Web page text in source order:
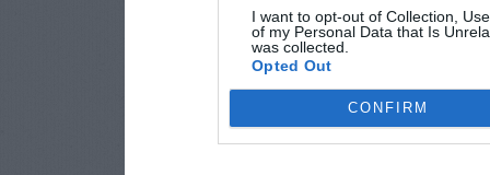
I want to opt-out of Collection,
of my Personal Data that Is
was collected.
Opted Out
CONFIRM